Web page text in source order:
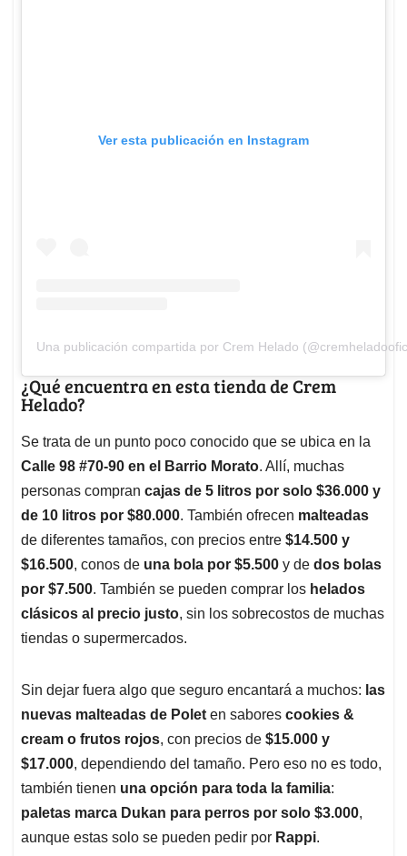
Ver esta publicación en Instagram
Una publicación compartida por Crem Helado
¿Qué encuentra en esta tienda de Crem
Helado?
Se trata de un punto poco conocido que se ubica en la
Calle 98 #70-90 en el Barrio Morato. Allí, muchas
personas compran cajas de 5 litros por solo $36.000 y
de 10 litros por $80.000. También ofrecen malteadas
de diferentes tamaños, con precios entre $14.500 y
$16.500, conos de una bola por $5.500 y de dos bolas
por $7.500. También se pueden comprar los helados
clásicos al precio justo, sin los sobrecostos de muchas
tiendas o supermercados.
Sin dejar fuera algo que seguro encantará a muchos: las
nuevas malteadas de Polet en sabores cookies &
cream o frutos rojos, con precios de $15.000 y
$17.000, dependiendo del tamaño. Pero eso no es todo,
también tienen una opción para toda la familia:
paletas marca Dukan para perros por solo $3.000,
aunque estas solo se pueden pedir por Rappi.